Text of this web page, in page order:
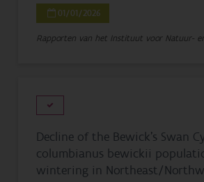
01/01/2026
Rapporten van het Instituut voor Natuur-
Decline of the Bewick’s Swan
columbianus bewickii
wintering in Northeast/